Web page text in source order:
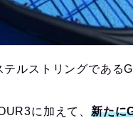
ルストリングである
に加えて、 新たに